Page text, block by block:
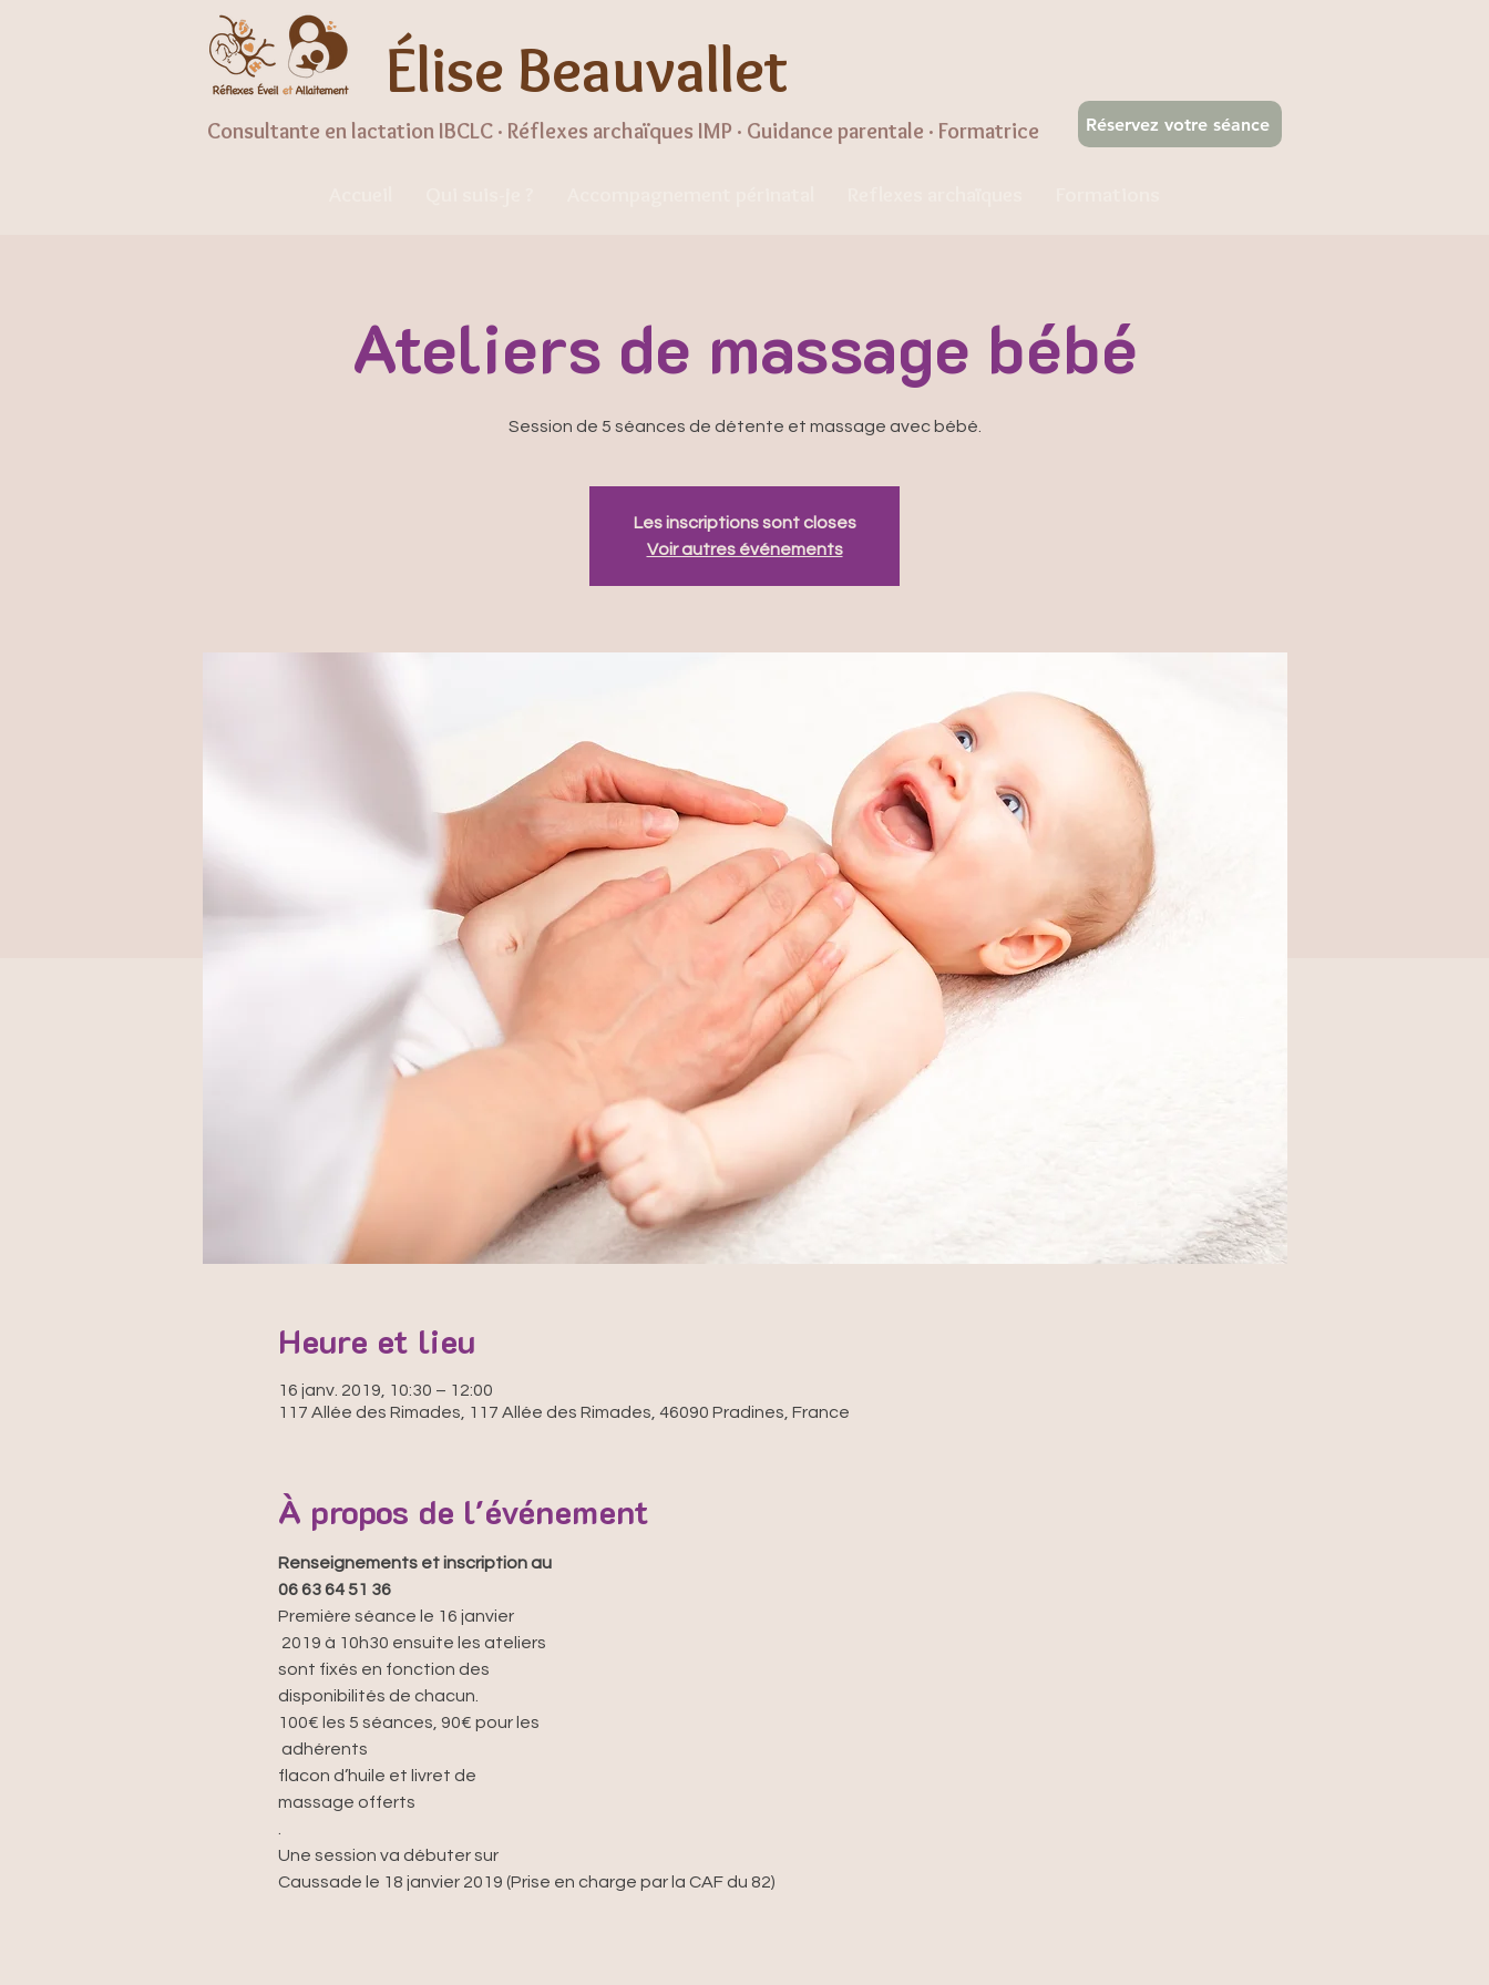
Élise Beauvallet
Consultante en lactation IBCLC · Réflexes archaïques IMP · Guidance parentale · Formatrice Réservez votre séance
Ateliers de massage bébé
Session de 5 séances de détente et massage avec bébé.
Les inscriptions sont closes
Voir autres événements
Heure et lieu
16 janv. 2019, 10:30 – 12:00
117 Allée des Rimades, 117 Allée des Rimades, 46090 Pradines, France
À propos de l'événement
Renseignements et inscription au
06 63 64 51 36
Première séance le 16 janvier
sont fixés en fonction des
disponibilités de chacun.
100€ les 5 séances, 90€ pour les
flacon d’huile et livret de
massage offerts
Une session va débuter sur
Caussade le 18 janvier 2019 (Prise en charge par la CAF du 82)